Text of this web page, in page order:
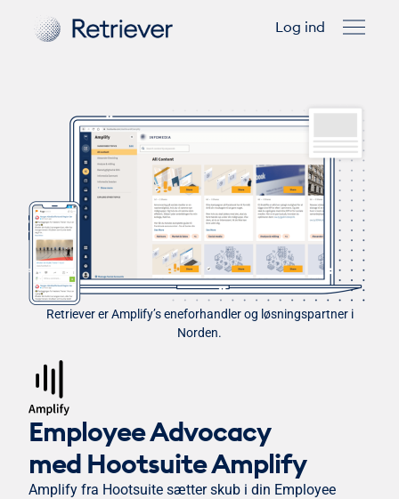
Log ind
Employee Advocacy
med Hootsuite Amplify
Amplify fra Hootsuite sætter skub i din Employee
Retriever er Amplify’s eneforhandler og løsningspartner i
Norden.